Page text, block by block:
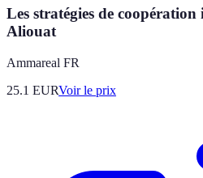
Les stratégies de
Aliouat
Ammareal FR
25.1 EURVoir le prix